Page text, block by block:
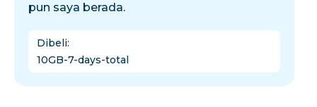
pun saya berada.
Dibeli:
10GB-7-days-total